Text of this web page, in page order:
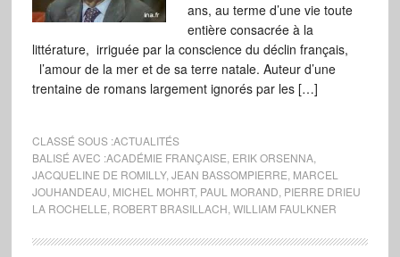
ans, au terme d’une vie toute
entière consacrée à la
littérature, irriguée par la conscience du déclin français,
l’amour de la mer et de sa terre natale. Auteur d’une
trentaine de romans largement ignorés par les […]
CLASSÉ SOUS :ACTUALITÉS
BALISÉ AVEC :ACADÉMIE FRANÇAISE ERIK ORSENNA,
JACQUELINE DE ROMILLY, JEAN BASSOMPIERRE MARCEL
JOUHANDEAU MICHEL MOHRT, PAUL MORAND PIERRE DRIEU
LA ROCHELLE ROBERT BRASILLACH WILLIAM FAULKNER